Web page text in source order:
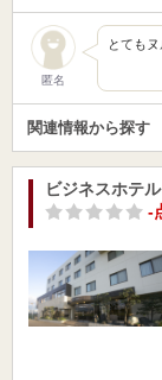
匿名
とても
関連情報から探す
ビジネスホテ
-